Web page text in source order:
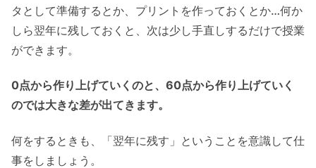
タとして準備するとか、プリントを作っておくとか…何か
しら翌年に残しておくと、次は少し手直しするだけで授業
ができます。
0点から作り上げていくのと、60点から作り上げていく
のでは大きな差が出てきます。
何をするときも、「翌年に残す」ということを意識して仕
事をしましょう。